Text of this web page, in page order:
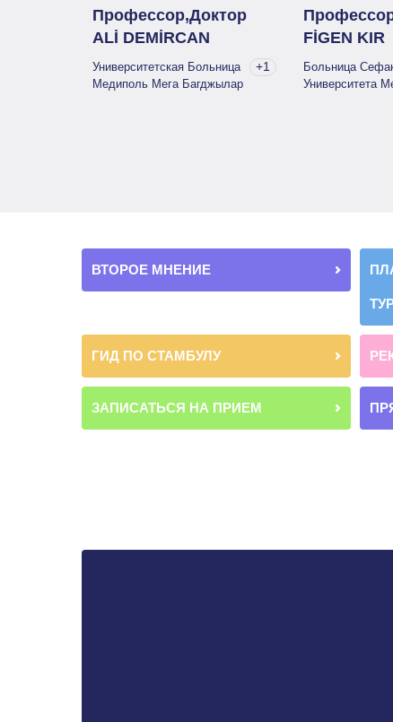
Профессор,Доктор
ALİ DEMİRCAN
Университетская Больница
Медиполь Мега Багджылар
+1
FİGEN KIR
Больница
Университета
ВТОРОЕ МНЕНИЕ
ГИД ПО СТАМБУЛУ
ЗАПИСАТЬСЯ НА ПРИЕМ